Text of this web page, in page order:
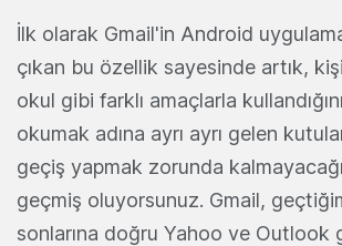
İlk olarak Gmail'in Android
çıkan bu özellik sayesinde artık,
okul gibi farklı amaçlarla
okumak adına ayrı ayrı gelen
geçiş yapmak zorunda
geçmiş oluyorsunuz. Gmail,
sonlarına doğru Yahoo ve Outlook